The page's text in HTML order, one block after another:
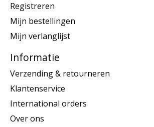
Registreren
Mijn bestellingen
Mijn verlanglijst
Informatie
Verzending & retourneren
Klantenservice
International orders
Over ons